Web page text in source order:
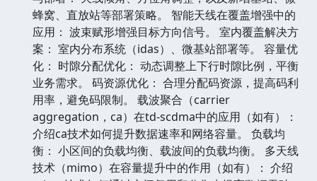
蜂窝、直放站等部署策略。 智能天线在覆盖增强中的
应用： 波束赋形增强目标方向信号。 室内覆盖解决方
案： 室内分布系统（idas）、微基站部署等。 容量优
化： 时隙分配优化： 动态调整上下行时隙比例，平衡
业务需求。 码资源优化： 合理分配码资源，提高码利
用率，避免码限制。 载波聚合（carrier
aggregation，ca）在td-scdma中的应用（如有）：
介绍ca技术如何提升数据速率和网络容量。 负载均
衡： 小区间的负载均衡、载波间的负载均衡。 多天线
技术（mimo）在容量提升中的作用（如有）： 介绍